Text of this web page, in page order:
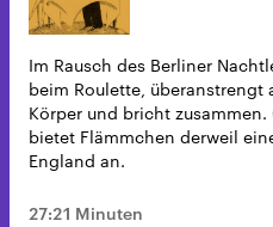
Im Rausch des Berliner
beim Roulette, überanstrengt
Körper und bricht
bietet Flämmchen derweil
England an.
27:21 Minuten